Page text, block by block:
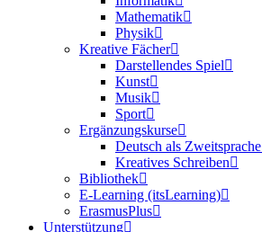
Mathematik
Physik
Kreative Fächer
Darstellendes Spiel
Kunst
Musik
Sport
Ergänzungskurse
Deutsch als Zweitsprache
Kreatives Schreiben
Bibliothek
E‑Learning (itsLearning)
ErasmusPlus
Unterstützung